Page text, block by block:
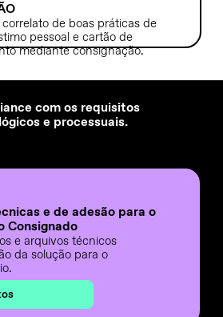
de boas práticas de
pessoal e cartão de
mediante consignação.
com os requisitos
e processuais.
e de adesão para o
Consignado
e arquivos técnicos
da solução para o